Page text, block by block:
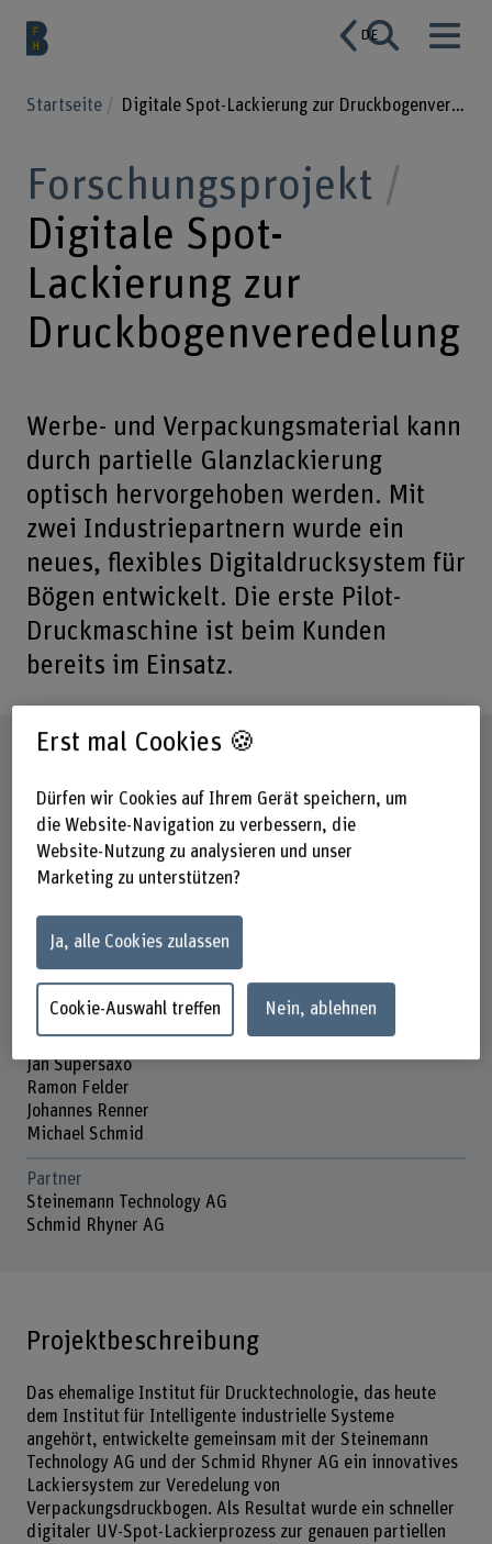
DE
Startseite Digitale Spot-Lackierung zur Druckbogenveredelung
Forschungsprojekt
Digitale Spot-
Lackierung zur
Druckbogenveredelung
Werbe- und Verpackungsmaterial kann
durch partielle Glanzlackierung
optisch hervorgehoben werden. Mit
zwei Industriepartnern wurde ein
neues, flexibles Digitaldrucksystem für
Bögen entwickelt. Die erste Pilot-
Druckmaschine ist beim Kunden
bereits im Einsatz.
Steckbrief
Institut(e)
Institut für Intelligente industrielle Systeme (I3S)
Laufzeit (geplant)
Projektleitung
Karl-Heinz Selbmann
Projektmitarbeitende
Brian von Gunten
Jan Supersaxo
Ramon Felder
Johannes Renner
Michael Schmid
Partner
Steinemann Technology AG
Schmid Rhyner AG
Projektbeschreibung
Das ehemalige Institut für Drucktechnologie, das heute
dem Institut für Intelligente industrielle Systeme
angehört, entwickelte gemeinsam mit der Steinemann
Technology AG und der Schmid Rhyner AG ein innovatives
Lackiersystem zur Veredelung von
Verpackungsdruckbogen. Als Resultat wurde ein schneller
digitaler UV-Spot-Lackierprozess zur genauen partiellen
Erst mal Cookies 🍪
Dürfen wir Cookies auf Ihrem Gerät speichern, um
die Website-Navigation zu verbessern, die
Website-Nutzung zu analysieren und unser
Marketing zu unterstützen?
Ja, alle Cookies zulassen
Cookie-Auswahl treffen Nein, ablehnen